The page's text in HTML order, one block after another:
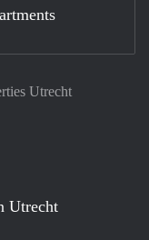
Utrecht
Utrecht